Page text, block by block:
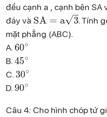
đều cạnh a , cạnh bên
đáy và
SA=a3
. Tính
mặt phẳng (ABC).
A.
60∘
B.
45∘
C.
30∘
D.
90∘
Câu 4: Cho hình chóp tứ